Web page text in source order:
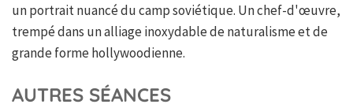
un portrait nuancé du camp soviétique. Un chef-d'œuvre,
trempé dans un alliage inoxydable de naturalisme et de
grande forme hollywoodienne.
AUTRES SÉANCES